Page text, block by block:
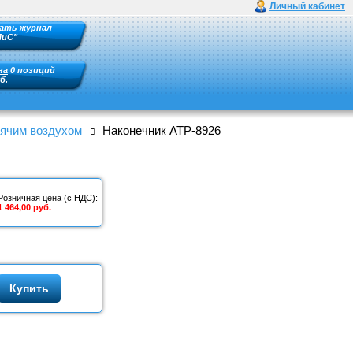
Личный кабинет
журнал
0 позиций
воздухом Наконечник АТР-8926
цена (с НДС):
464,00 руб.
Купить